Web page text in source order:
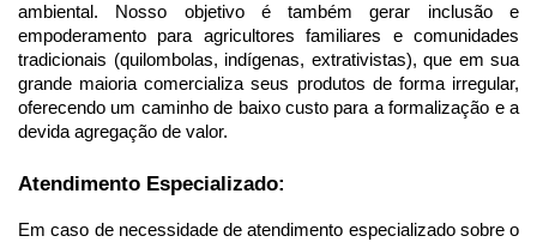
ambiental. Nosso objetivo é também gerar inclusão e
empoderamento para agricultores familiares e comunidades
tradicionais (quilombolas, indígenas, extrativistas), que em sua
grande maioria comercializa seus produtos de forma irregular,
oferecendo um caminho de baixo custo para a formalização e a
devida agregação de valor.
Atendimento Especializado:
Em caso de necessidade de atendimento especializado sobre o